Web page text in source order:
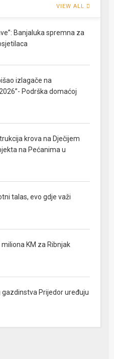
VIEW ALL
Banjaluka spremna za
izlagače na
Podrška domaćoj
krova na Dječijem
na Pećanima u
talas, evo gdje važi
KM za Ribnjak
gazdinstva Prijedor uređuju